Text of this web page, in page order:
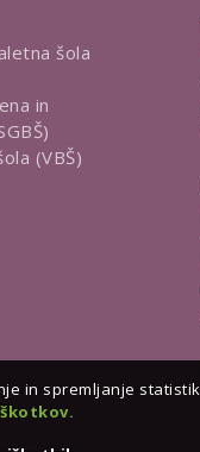
šola
in
(VBŠ)
in spremljanje